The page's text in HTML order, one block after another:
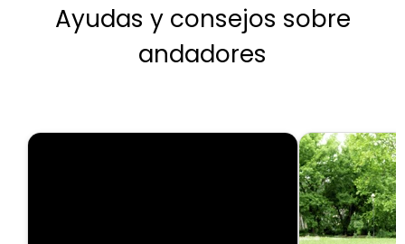
Ayudas y consejos sobre
andadores